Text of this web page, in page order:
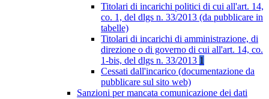
Titolari di incarichi politici di cui all'art. 14,
co. 1, del dlgs n. 33/2013 (da pubblicare in
tabelle)
Titolari di incarichi di amministrazione, di
direzione o di governo di cui all'art. 14, co.
1-bis, del dlgs n. 33/2013 1
Cessati dall'incarico (documentazione da
pubblicare sul sito web)
Sanzioni per mancata comunicazione dei dati